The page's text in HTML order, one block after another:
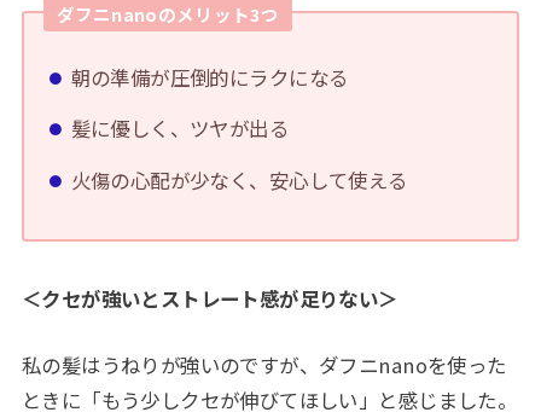
ダフニnanoのメリット3つ
朝の準備が圧倒的にラクになる
髪に優しく、ツヤが出る
火傷の心配が少なく、安心して使える
＜クセが強いとストレート感が足りない＞
私の髪はうねりが強いのですが、ダフニnanoを使った
ときに「もう少しクセが伸びてほしい」と感じました。